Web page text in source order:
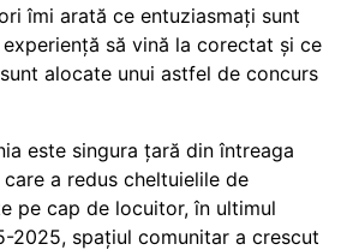
îmi arată ce entuziasmați sunt
să vină la corectat și ce
alocate unui astfel de concurs
este singura țară din întreaga
care a redus cheltuielile de
pe cap de locuitor, în ultimul
2025, spațiul comunitar a crescut